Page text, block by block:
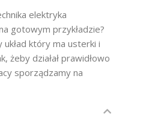
elektryka
gotowym przykładzie?
który ma usterki i
żeby działał prawidłowo
sporządzamy na